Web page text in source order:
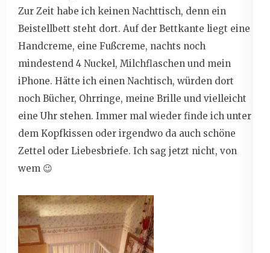
Zur Zeit habe ich keinen Nachttisch, denn ein
Beistellbett steht dort. Auf der Bettkante liegt eine
Handcreme, eine Fußcreme, nachts noch
mindestend 4 Nuckel, Milchflaschen und mein
iPhone. Hätte ich einen Nachtisch, würden dort
noch Bücher, Ohrringe, meine Brille und vielleicht
eine Uhr stehen. Immer mal wieder finde ich unter
dem Kopfkissen oder irgendwo da auch schöne
Zettel oder Liebesbriefe. Ich sag jetzt nicht, von
wem 😉